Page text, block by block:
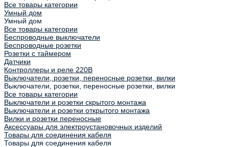
Все товары категории
Умный дом
Умный дом
Все товары категории
Беспроводные выключатели
Беспроводные розетки
Розетки с таймером
Датчики
Контроллеры и реле 220В
Выключатели, розетки, переносные розетки, вилки
Выключатели, розетки, переносные розетки, вилки
Все товары категории
Выключатели и розетки скрытого монтажа
Выключатели и розетки открытого монтажа
Вилки и розетки переносные
Аксессуары для электроустановочных изделий
Товары для соединения кабеля
Товары для соединения кабеля